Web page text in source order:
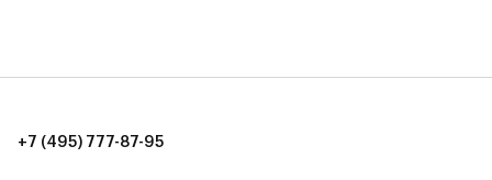
+7 (495) 777-87-95